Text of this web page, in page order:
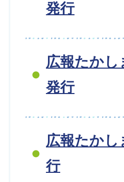
発行
広報たかし
発行
広報たかし
行